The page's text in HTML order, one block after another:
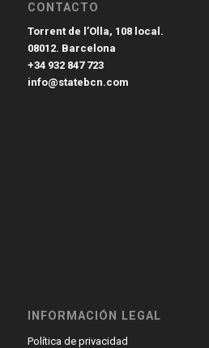
CONTACTO
Torrent de l’Olla, 108 local.
08012. Barcelona
+34 932 847 723
info@statebcn.com
INFORMACIÓN LEGAL
Política de privacidad